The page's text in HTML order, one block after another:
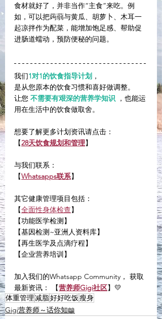
食材就好了，并非当作“主食”来吃。例
如，可以把蒟蒻与黄瓜、胡萝卜、木耳一
起凉拌作为配菜，能增加饱足感、帮助促
进肠道蠕动，预防便秘的问题。
我们1对1的饮食指导计划 ，
是从您原本的饮食习惯和喜好做调整。
让您 不需要有艰深的营养学知识 ，也能运
用在生活中的饮食做取舍。
想要了解更多计划资讯请点击：
【28天饮食规划和管理】
与我们联系：
【Whatsapps联系】
其它健康管理项目包括：
【全面性身体检查】
【功能医学检测】
【基因检测~亚洲人资料库】
【再生医学及点滴疗程】
【企业营养培训】
加入我们的Whatsapp Community， 获取
最新资讯： 【营养师Gigi社区】💛
体重管理减脂好好吃饭瘦身
Gigi营养师～话你知📖